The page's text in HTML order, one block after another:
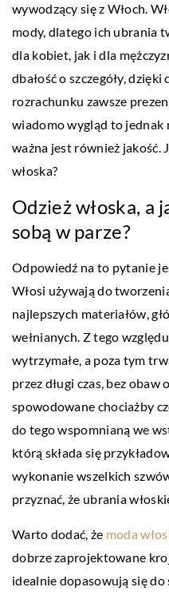
wywodzący się z Włoch.
mody, dlatego ich ubrania
dla kobiet, jak i dla
dbałość o szczegóły,
rozrachunku zawsze
wiadomo wygląd to jednak
ważna jest również jakość.
włoska?
Odzież włoska, a
sobą w parze?
Odpowiedź na to pytanie
Włosi używają do
najlepszych materiałów,
wełnianych. Z tego
wytrzymałe, a poza tym
przez długi czas, bez
spowodowane chociażby
do tego wspomnianą we
którą składa się
wykonanie wszelkich
przyznać, że ubrania
Warto dodać, że moda
dobrze zaprojektowane
idealnie dopasowują się